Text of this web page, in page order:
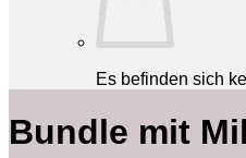
Es befinden sich
Bundle mit